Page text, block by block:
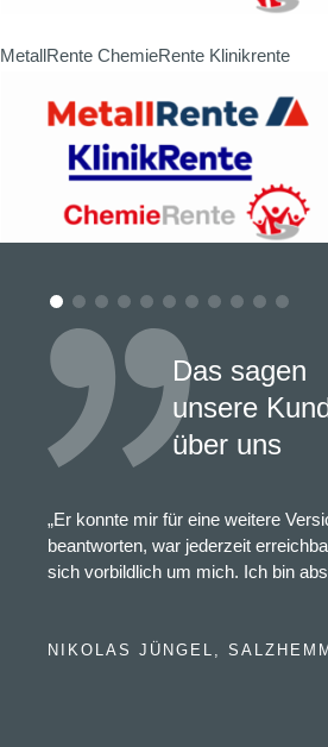
MetallRente ChemieRente Klinikrente
Das sagen
unsere
über uns
„Er konnte mir für eine weitere
beantworten, war jederzeit
sich vorbildlich um mich. Ich bin
NIKOLAS JÜNGEL,